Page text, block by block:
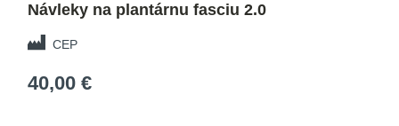
Návleky na plantárnu fasciu 2.0
CEP
40,00 €